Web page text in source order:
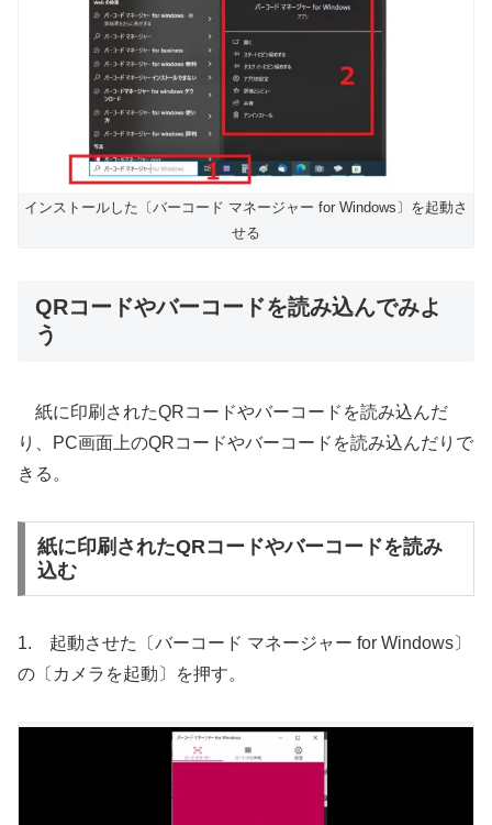
インストールした〔バーコード マネージャー for Windows〕を起動さ
せる
QRコードやバーコードを読み込んでみよ
う
紙に印刷されたQRコードやバーコードを読み込んだ
り、PC画面上のQRコードやバーコードを読み込んだりで
きる。
紙に印刷されたQRコードやバーコードを読み
込む
1. 起動させた〔バーコード マネージャー for Windows〕
の〔カメラを起動〕を押す。